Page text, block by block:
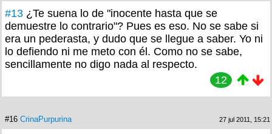
#13 ¿Te suena lo de "inocente hasta que se
demuestre lo contrario"? Pues es eso. No se sabe si
era un pederasta, y dudo que se llegue a saber. Yo ni
lo defiendo ni me meto con él. Como no se sabe,
sencillamente no digo nada al respecto.
12
#16 CrinaPurpurina 27 jul 2011, 15:21